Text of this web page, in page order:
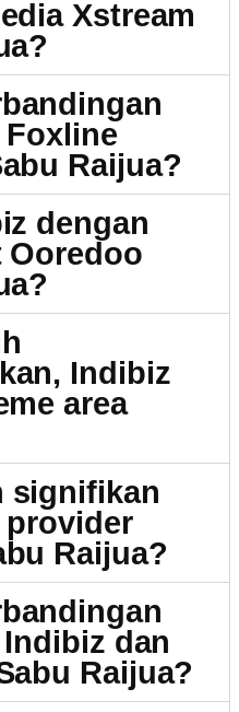
Xstream
Raijua?
dengan
Ooredoo
Indibiz
area
signifikan
provider
Raijua?
dan
Raijua?